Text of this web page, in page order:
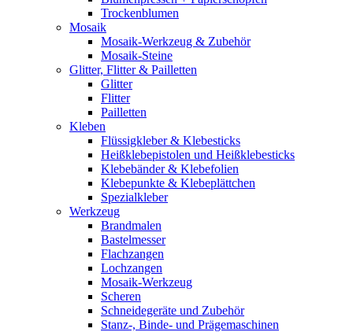
Trockenblumen
Mosaik
Mosaik-Werkzeug & Zubehör
Mosaik-Steine
Glitter, Flitter & Pailletten
Glitter
Flitter
Pailletten
Kleben
Flüssigkleber & Klebesticks
Heißklebepistolen und Heißklebesticks
Klebebänder & Klebefolien
Klebepunkte & Klebeplättchen
Spezialkleber
Werkzeug
Brandmalen
Bastelmesser
Flachzangen
Lochzangen
Mosaik-Werkzeug
Scheren
Schneidegeräte und Zubehör
Stanz-, Binde- und Prägemaschinen